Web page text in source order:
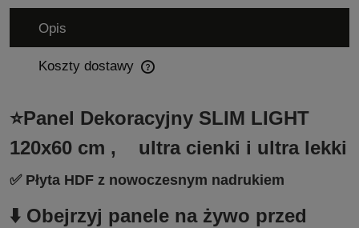
Opis
Koszty dostawy
Cena nie zawiera ewentualnych kosztów płatności
⭐Panel Dekoracyjny SLIM LIGHT
120x60 cm , ultra cienki i ultra lekki
✅ Płyta HDF z nowoczesnym nadrukiem
⬇️ Obejrzyj panele na żywo przed